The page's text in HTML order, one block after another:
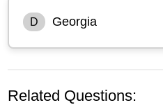
D Georgia
Related Questions: